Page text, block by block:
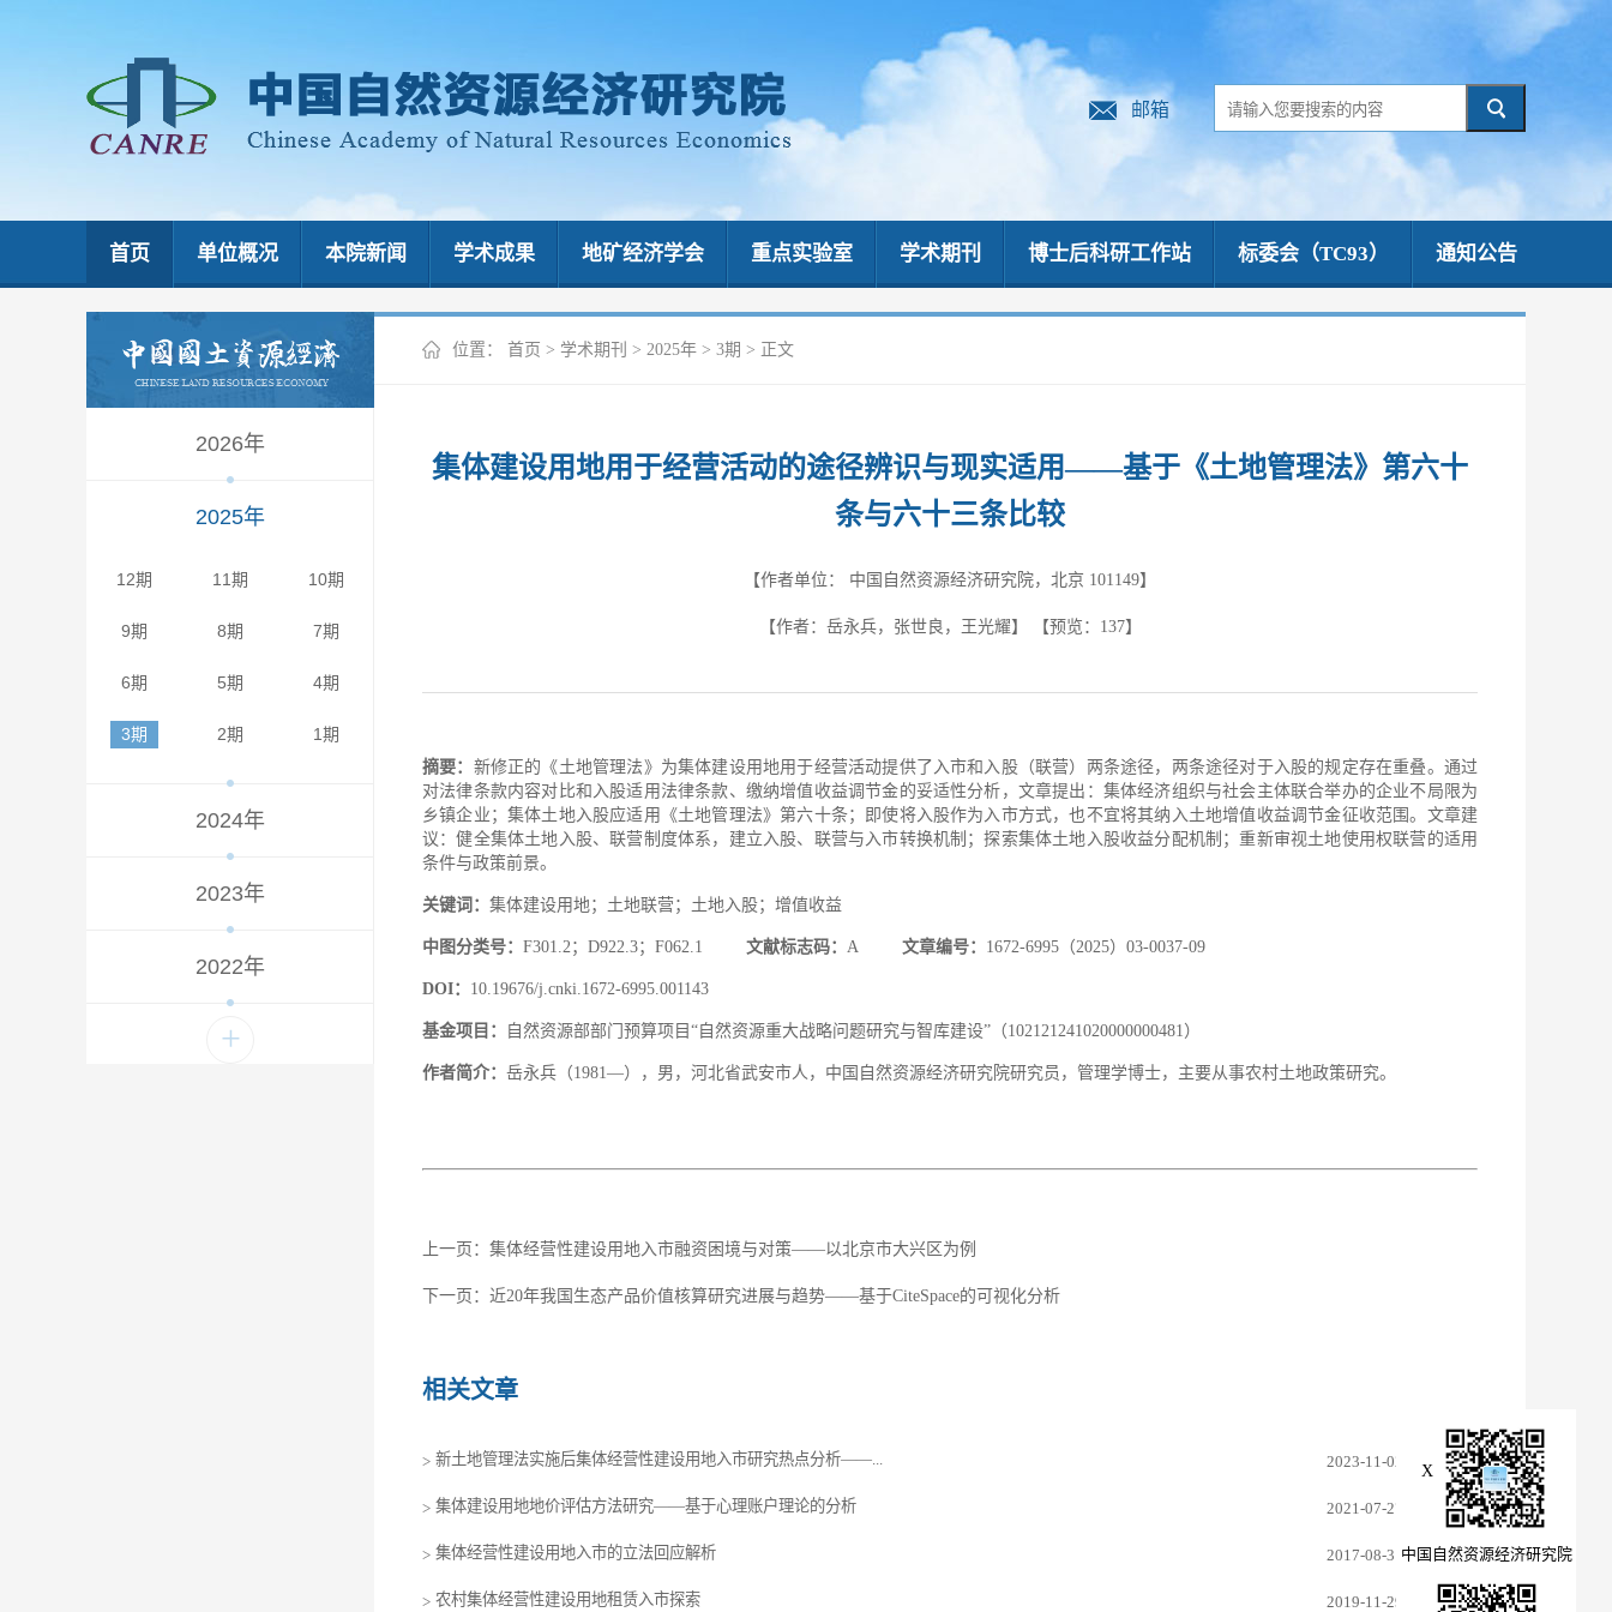
邮箱
首页 单位概况 本院新闻 学术成果 地矿经济学会 重点实验室 学术期刊 博士后科研工作站 标委会（TC93） 通知公告
2026年
2025年
12期 11期 10期
9期 8期 7期
6期 5期 4期
3期 2期 1期
2024年
2023年
2022年
+
位置： 首页 > 学术期刊 > 2025年 > 3期 > 正文
集体建设用地用于经营活动的途径辨识与现实适用——基于《土地管理法》第六十
条与六十三条比较
【作者单位： 中国自然资源经济研究院，北京 101149】
【作者：岳永兵，张世良，王光耀】 【预览： 137】
摘要： 新修正的《土地管理法》为集体建设用地用于经营活动提供了入市和入股（联营）两条途径，两条途径对于入股的规定存在重叠。通过
对法律条款内容对比和入股适用法律条款、缴纳增值收益调节金的妥适性分析，文章提出：集体经济组织与社会主体联合举办的企业不局限为
乡镇企业；集体土地入股应适用《土地管理法》第六十条；即使将入股作为入市方式，也不宜将其纳入土地增值收益调节金征收范围。文章建
议：健全集体土地入股、联营制度体系，建立入股、联营与入市转换机制；探索集体土地入股收益分配机制；重新审视土地使用权联营的适用
条件与政策前景。
关键词： 集体建设用地；土地联营；土地入股；增值收益
中图分类号： F301.2；D922.3；F062.1 文献标志码： A 文章编号： 1672-6995（2025）03-0037-09
DOI： 10.19676/j.cnki.1672-6995.001143
基金项目： 自然资源部部门预算项目“自然资源重大战略问题研究与智库建设”（102121241020000000481）
作者简介： 岳永兵（1981—），男，河北省武安市人，中国自然资源经济研究院研究员，管理学博士，主要从事农村土地政策研究。
上一页： 集体经营性建设用地入市融资困境与对策——以北京市大兴区为例
下一页： 近20年我国生态产品价值核算研究进展与趋势——基于CiteSpace的可视化分析
相关文章
> 新土地管理法实施后集体经营性建设用地入市研究热点分析——... 2023-11-02
> 集体建设用地地价评估方法研究——基于心理账户理论的分析 2021-07-27
> 集体经营性建设用地入市的立法回应解析 2017-08-31
> 农村集体经营性建设用地租赁入市探索 2019-11-29
X
中国自然资源经济研究院